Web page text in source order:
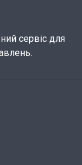
сервіс для